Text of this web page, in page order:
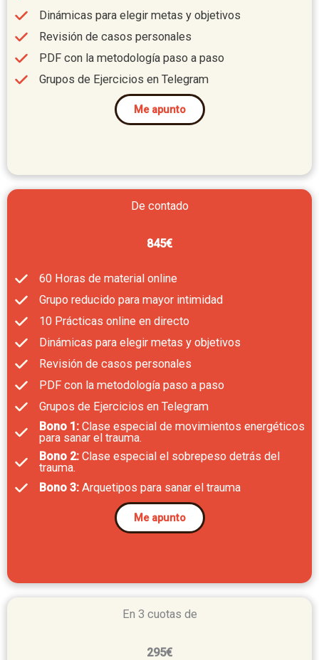
Dinámicas para elegir metas y objetivos
Revisión de casos personales
PDF con la metodología paso a paso
Grupos de Ejercicios en Telegram
Me apunto
De contado
845€
60 Horas de material online
Grupo reducido para mayor intimidad
10 Prácticas online en directo
Dinámicas para elegir metas y objetivos
Revisión de casos personales
PDF con la metodología paso a paso
Grupos de Ejercicios en Telegram
Bono 1: Clase especial de movimientos energéticos
para sanar el trauma.
Bono 2: Clase especial el sobrepeso detrás del
trauma.
Bono 3: Arquetipos para sanar el trauma
Me apunto
En 3 cuotas de
295€